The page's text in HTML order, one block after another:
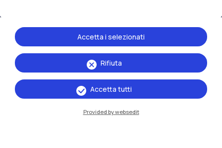
Rifiuta
Accetta i selezionati
Accetta tutti
Provided by websedit